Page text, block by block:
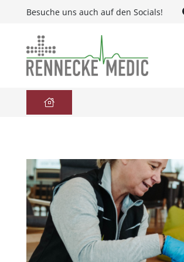
Besuche uns auch auf den Socials!